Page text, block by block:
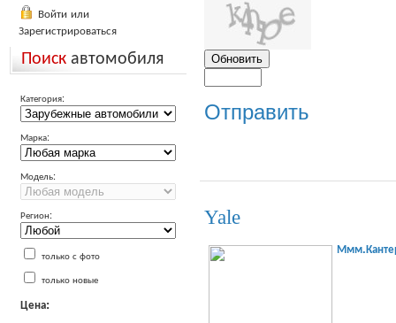
Войти или
Зарегистрироваться
Поискавтомобиля
Категория:
Марка:
Модель:
Регион:
только с фото
только новые
Цена:
Отправить
Yale